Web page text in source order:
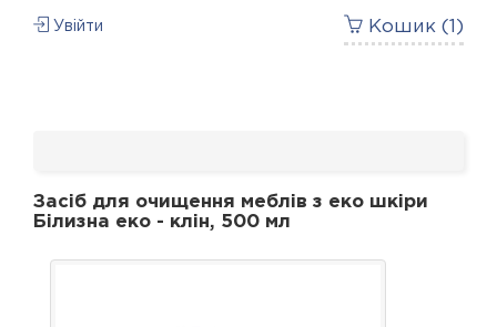
Кошик ( )
Увійти
Засіб для очищення меблів з еко шкіри
Білизна еко - клін, 500 мл